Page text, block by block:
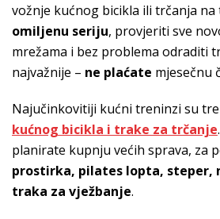
vožnje kućnog bicikla ili trčanja
omiljenu seriju, provjeriti sve
mrežama i bez problema odraditi
najvažnije – ne plaćate mjesečnu
Najučinkovitiji kućni treninzi su
kućnog bicikla i trake za trčanje
planirate kupnju većih sprava, za
prostirka, pilates lopta, steper,
traka za vježbanje.